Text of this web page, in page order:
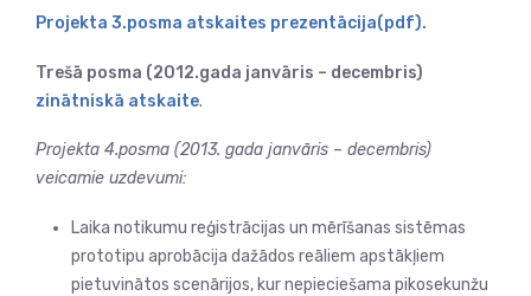
Projekta 3.posma atskaites prezentācija(pdf).
Trešā posma (2012.gada janvāris – decembris)
zinātniskā atskaite.
Projekta 4.posma (2013. gada janvāris – decembris)
veicamie uzdevumi:
Laika notikumu reģistrācijas un mērīšanas sistēmas
prototipu aprobācija dažādos reāliem apstākļiem
pietuvinātos scenārijos, kur nepieciešama pikosekunžu